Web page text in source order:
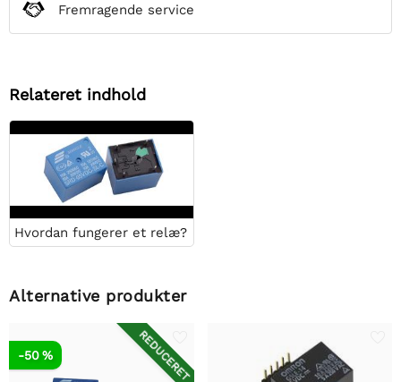
Fremragende service
Relateret indhold
Hvordan fungerer et relæ?
Alternative produkter
REDUCERET
-50 %